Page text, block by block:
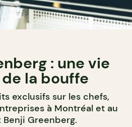
: une vie
la bouffe
exclusifs sur les chefs,
à Montréal et au
Benji Greenberg.